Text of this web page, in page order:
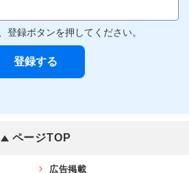
登録ボタンを押してください。
ページTOP
広告掲載